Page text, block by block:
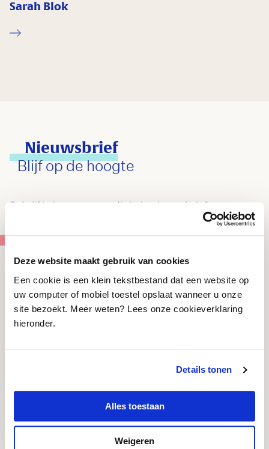
Deze website maakt gebruik van cookies
Een cookie is een klein tekstbestand dat een website op
uw computer of mobiel toestel opslaat wanneer u onze
site bezoekt. Meer weten? Lees onze cookieverklaring
hieronder.
Details tonen
Alles toestaan
Weigeren
Sarah Blok
Nieuwsbrief
Blijf op de hoogte
Schrijf je in voor onze digitale nieuwsbrief en
ontvang maandelijks het laatste kunstnieuws,
culturele tips en beschouwingen over toneel, film,
musicals en dans.
Naam...
E-